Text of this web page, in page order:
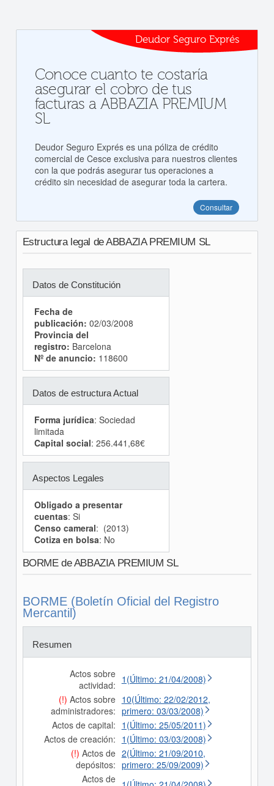
Deudor Seguro Exprés
Conoce cuanto te costaría
asegurar el cobro de tus
facturas a ABBAZIA PREMIUM
SL
Deudor Seguro Exprés es una póliza de crédito
comercial de Cesce exclusiva para nuestros clientes
con la que podrás asegurar tus operaciones a
crédito sin necesidad de asegurar toda la cartera.
Consultar
Estructura legal de ABBAZIA PREMIUM SL
Datos de Constitución
Fecha de
publicación: 02/03/2008
Provincia del
registro: Barcelona
Nº de anuncio: 118600
Datos de estructura Actual
Forma jurídica: Sociedad
limitada
Capital social: 256.441,68€
Aspectos Legales
Obligado a presentar
cuentas: Si
Censo cameral: (2013)
Cotiza en bolsa: No
BORME de ABBAZIA PREMIUM SL
BORME (Boletín Oficial del Registro
Mercantil)
Resumen
Actos sobre
actividad: 1(Último: 21/04/2008)
(!) Actos sobre
administradores:
10(Último: 22/02/2012,
primero: 03/03/2008)
Actos de capital: 1(Último: 25/05/2011)
Actos de creación: 1(Último: 03/03/2008)
(!) Actos de
depósitos:
2(Último: 21/09/2010,
primero: 25/09/2009)
Actos de